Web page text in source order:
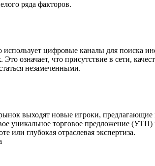
ряда факторов.
цифровые каналы для поиска
означает, что присутствие в сети,
незамеченными.
выходят новые игроки,
уникальное торговое предложение (УТП)
или глубокая отраслевая экспертиза.